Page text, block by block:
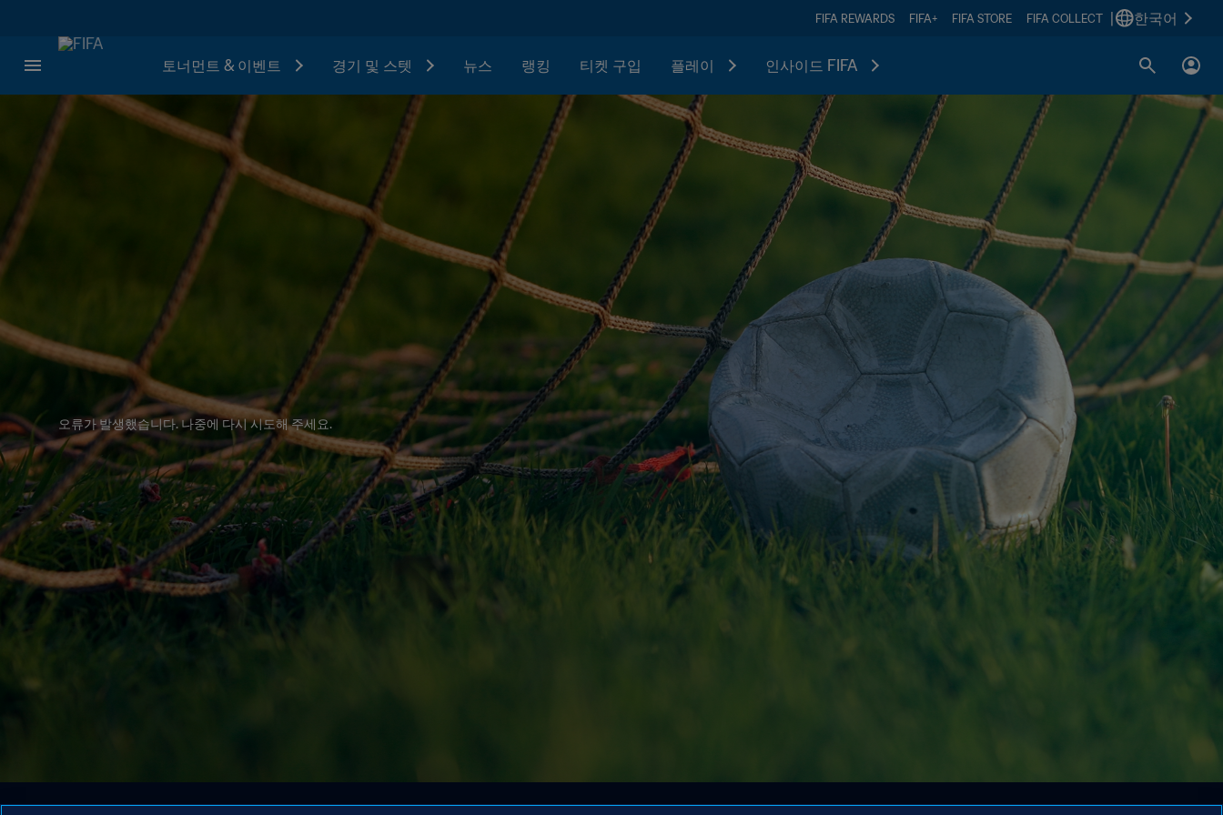
FIFA REWARDS FIFA+ FIFA STORE FIFA COLLECT 한국어
토너먼트 & 이벤트 경기 및 스텟 뉴스 랭킹 티켓 구입 플레이 인사이드 FIFA
오류가 발생했습니다. 나중에 다시 시도해 주세요.